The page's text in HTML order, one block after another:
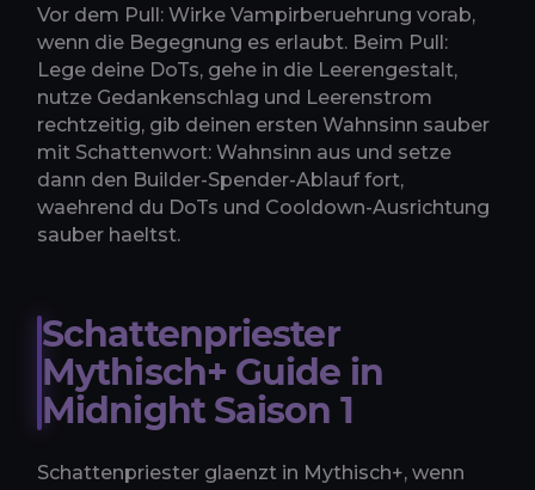
Vor dem Pull: Wirke Vampirberuehrung vorab,
wenn die Begegnung es erlaubt. Beim Pull:
Lege deine DoTs, gehe in die Leerengestalt,
nutze Gedankenschlag und Leerenstrom
rechtzeitig, gib deinen ersten Wahnsinn sauber
mit Schattenwort: Wahnsinn aus und setze
dann den Builder-Spender-Ablauf fort,
waehrend du DoTs und Cooldown-Ausrichtung
sauber haeltst.
Schattenpriester
Mythisch+ Guide in
Midnight Saison 1
Schattenpriester glaenzt in Mythisch+, wenn